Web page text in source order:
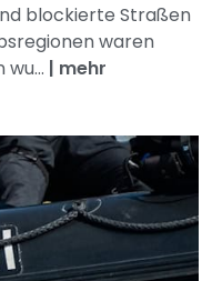
blockierte Straßen
waren
| mehr